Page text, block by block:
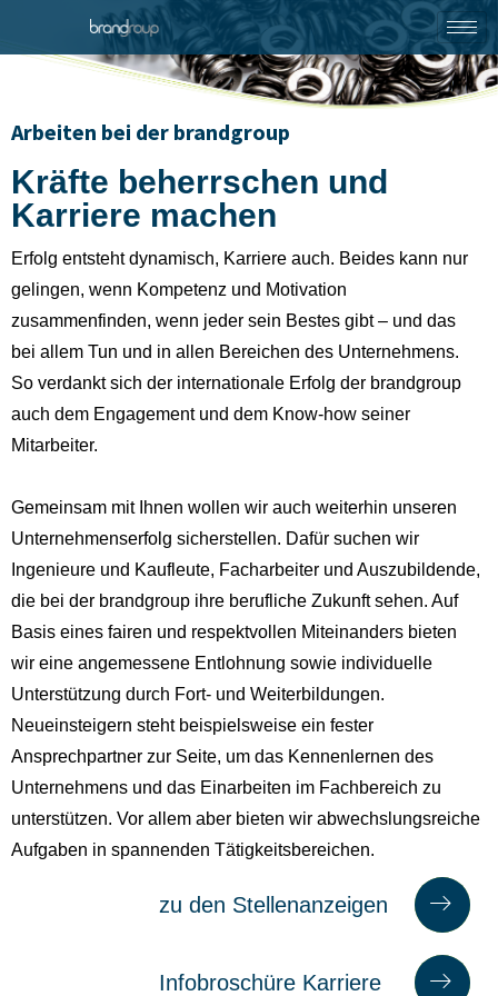
Arbeiten bei der brandgroup
Kräfte beherrschen und
Karriere machen
Erfolg entsteht dynamisch, Karriere auch. Beides kann nur
gelingen, wenn Kompetenz und Motivation
zusammenfinden, wenn jeder sein Bestes gibt – und das
bei allem Tun und in allen Bereichen des Unternehmens.
So verdankt sich der internationale Erfolg der brandgroup
auch dem Engagement und dem Know-how seiner
Mitarbeiter.
Gemeinsam mit Ihnen wollen wir auch weiterhin unseren
Unternehmenserfolg sicherstellen. Dafür suchen wir
Ingenieure und Kaufleute, Facharbeiter und Auszubildende,
die bei der brandgroup ihre berufliche Zukunft sehen. Auf
Basis eines fairen und respektvollen Miteinanders bieten
wir eine angemessene Entlohnung sowie individuelle
Unterstützung durch Fort- und Weiterbildungen.
Neueinsteigern steht beispielsweise ein fester
Ansprechpartner zur Seite, um das Kennenlernen des
Unternehmens und das Einarbeiten im Fachbereich zu
unterstützen. Vor allem aber bieten wir abwechslungsreiche
Aufgaben in spannenden Tätigkeitsbereichen.
zu
den
zu den Stellenanzeigen
Inf
Infobroschüre Karriere